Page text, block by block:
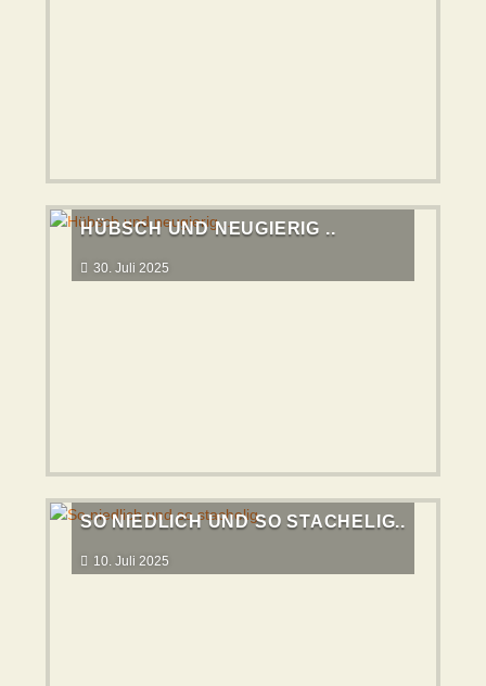
HÜBSCH UND NEUGIERIG ..
30. Juli 2025
SO NIEDLICH UND SO STACHELIG..
10. Juli 2025